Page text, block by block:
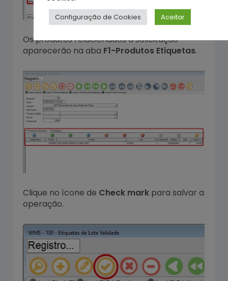
Os produtos relacionados a solicitação
aparecerão na aba F1-Produtos Etiquetas.
Clique no ícone de Check mark para salvar a
operação.
Configuração de Cookies Aceitar